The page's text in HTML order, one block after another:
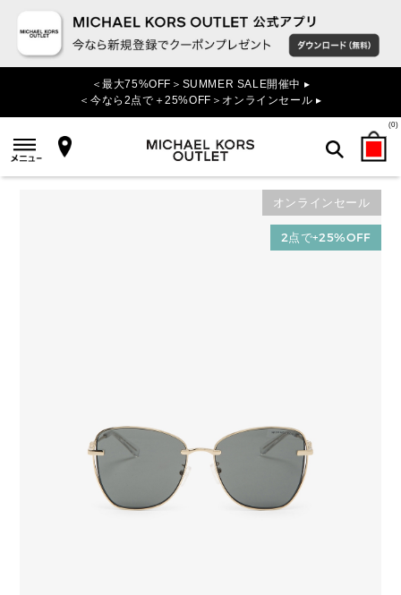
＜最大75%OFF＞SUMMER SALE開催中 ▸
＜今なら2点で＋25%OFF＞オンラインセール ▸
(0)
検索
オンラインセール
2点で+25%OFF